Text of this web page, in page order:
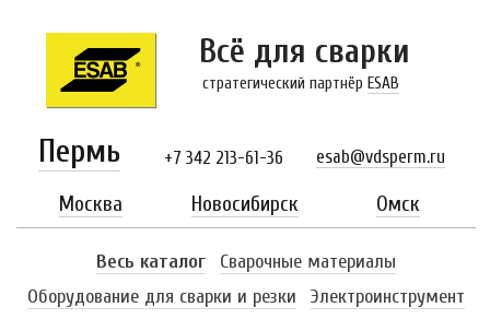
Всё для сварки
стратегический партнёрESAB
Пермь +7 342 213-61-36 esab@vdsperm.ru
Москва Новосибирск Омск
Весь каталог
Сварочные материалы
Оборудование для сварки и резки
Электроинструмент